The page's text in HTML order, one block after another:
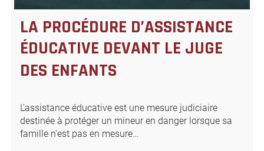
LA PROCÉDURE D’ASSISTANCE
ÉDUCATIVE DEVANT LE JUGE
DES ENFANTS
L’assistance éducative est une mesure judiciaire
destinée à protéger un mineur en danger lorsque sa
famille n'est pas en mesure…